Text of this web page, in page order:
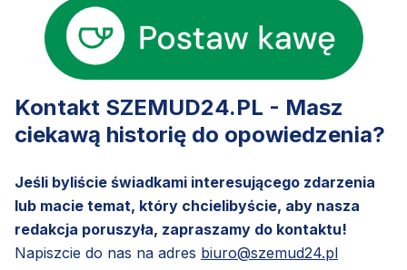
Kontakt SZEMUD24.PL - Masz
ciekawą historię do opowiedzenia?
Jeśli byliście świadkami interesującego zdarzenia
lub macie temat, który chcielibyście, aby nasza
redakcja poruszyła, zapraszamy do kontaktu!
Napiszcie do nas na adres biuro@szemud24.pl